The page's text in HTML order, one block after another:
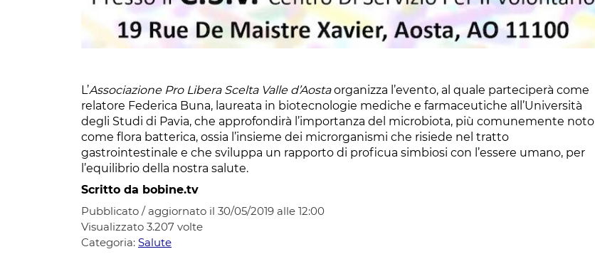
L’Associazione Pro Libera Scelta Valle d’Aostaorganizza l’evento, al quale parteciperà come
relatore Federica Buna, laureata in biotecnologie mediche e farmaceutiche all’Università
degli Studi di Pavia, che approfondirà l’importanza del microbiota, più comunemente noto
come flora batterica, ossia l’insieme dei microrganismi che risiede nel tratto
gastrointestinale e che sviluppa un rapporto di proficua simbiosi con l’essere umano, per
l’equilibrio della nostra salute.
Scritto da bobine.tv
Pubblicato / aggiornato il 30/05/2019 alle 12:00
Visualizzato 3.207 volte
Categoria: Salute